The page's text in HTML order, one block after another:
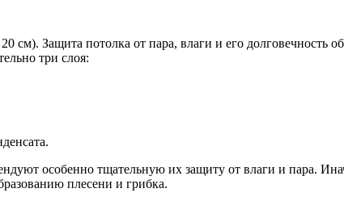
Защита потолка от пара, влаги и его долговечность
три слоя:
особенно тщательную их защиту от влаги и пара.
плесени и грибка.